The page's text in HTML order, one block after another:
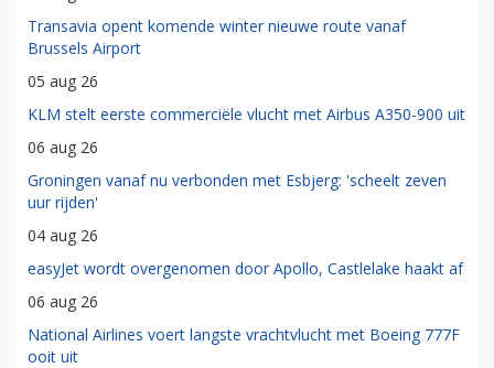
Transavia opent komende winter nieuwe route vanaf
Brussels Airport
05 aug 26
KLM stelt eerste commerciële vlucht met Airbus A350-900 uit
06 aug 26
Groningen vanaf nu verbonden met Esbjerg: 'scheelt zeven
uur rijden'
04 aug 26
easyJet wordt overgenomen door Apollo, Castlelake haakt af
06 aug 26
National Airlines voert langste vrachtvlucht met Boeing 777F
ooit uit